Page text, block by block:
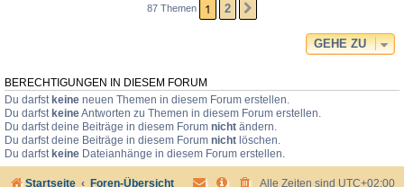
87 Themen 1 2
GEHE ZU
BERECHTIGUNGEN IN DIESEM FORUM
Du darfst keine neuen Themen in diesem Forum erstellen.
Du darfst keineAntworten zu Themen in diesem Forum erstellen.
Du darfst deine Beiträge in diesem Forum nicht ändern.
Du darfst deine Beiträge in diesem Forum nicht löschen.
Du darfst keine Dateianhänge in diesem Forum erstellen.
Startseite Foren-Übersicht Alle Zeiten sind UTC+02:00